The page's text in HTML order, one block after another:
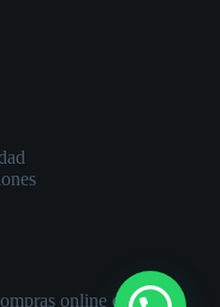
online con